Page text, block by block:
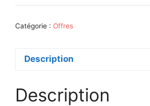
chèque
Catégorie : Offres
Description
Description